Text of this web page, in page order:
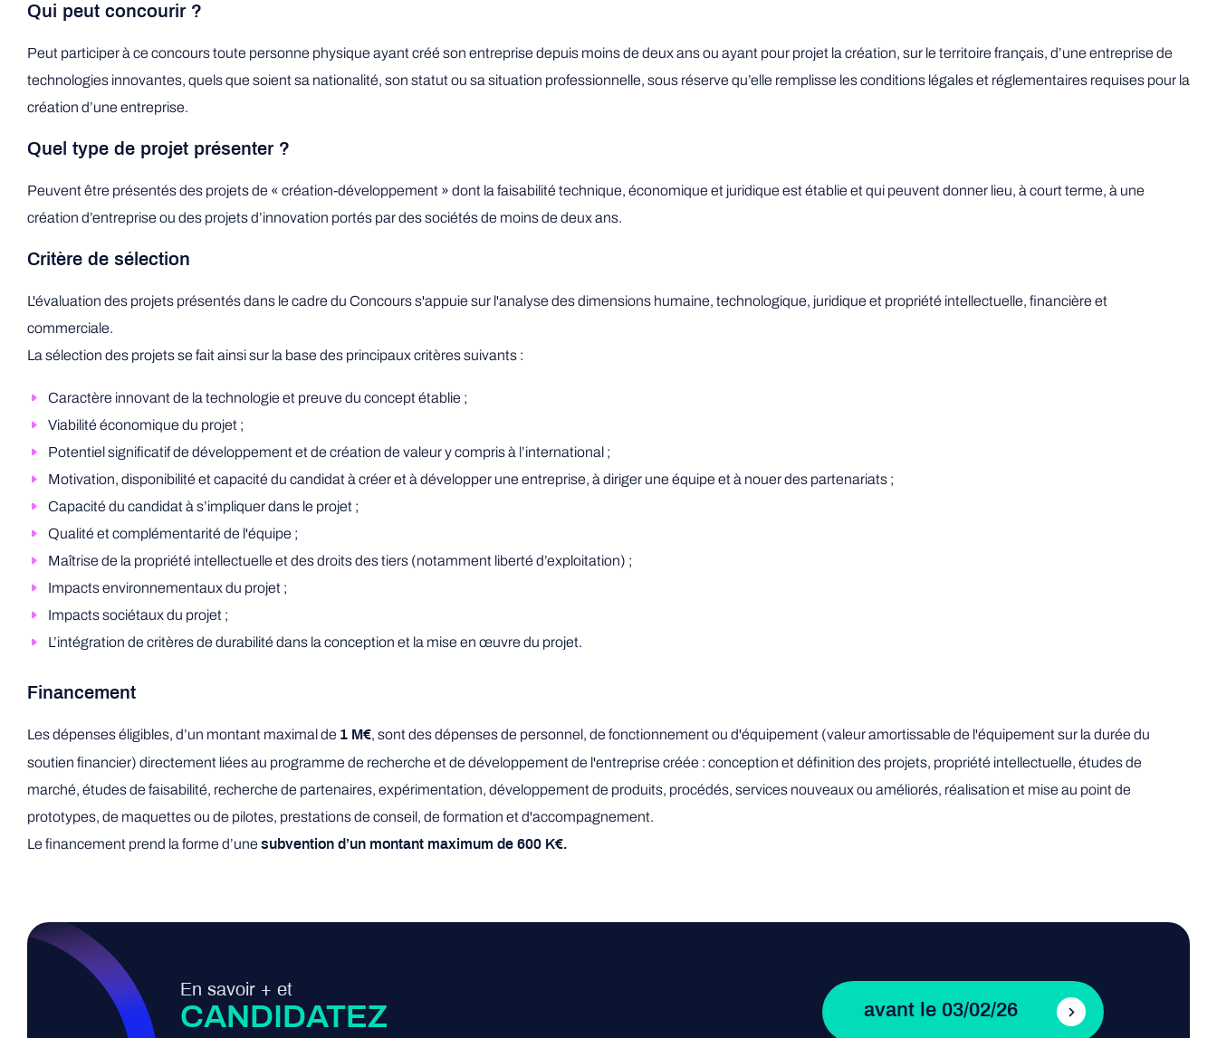
Qui peut concourir ?
Peut participer à ce concours toute personne physique ayant créé son entreprise depuis moins de deux ans ou ayant pour projet la création, sur le territoire français, d’une entreprise de
technologies innovantes, quels que soient sa nationalité, son statut ou sa situation professionnelle, sous réserve qu’elle remplisse les conditions légales et réglementaires requises pour la
création d’une entreprise.
Quel type de projet présenter ?
Peuvent être présentés des projets de « création-développement » dont la faisabilité technique, économique et juridique est établie et qui peuvent donner lieu, à court terme, à une
création d’entreprise ou des projets d’innovation portés par des sociétés de moins de deux ans.
Critère de sélection
L'évaluation des projets présentés dans le cadre du Concours s'appuie sur l'analyse des dimensions humaine, technologique, juridique et propriété intellectuelle, financière et
commerciale.
La sélection des projets se fait ainsi sur la base des principaux critères suivants :
Caractère innovant de la technologie et preuve du concept établie ;
Viabilité économique du projet ;
Potentiel significatif de développement et de création de valeur y compris à l’international ;
Motivation, disponibilité et capacité du candidat à créer et à développer une entreprise, à diriger une équipe et à nouer des partenariats ;
Capacité du candidat à s’impliquer dans le projet ;
Qualité et complémentarité de l'équipe ;
Maîtrise de la propriété intellectuelle et des droits des tiers (notamment liberté d’exploitation) ;
Impacts environnementaux du projet ;
Impacts sociétaux du projet ;
L’intégration de critères de durabilité dans la conception et la mise en œuvre du projet.
Financement
Les dépenses éligibles, d’un montant maximal de 1 M€, sont des dépenses de personnel, de fonctionnement ou d'équipement (valeur amortissable de l'équipement sur la durée du
soutien financier) directement liées au programme de recherche et de développement de l'entreprise créée : conception et définition des projets, propriété intellectuelle, études de
marché, études de faisabilité, recherche de partenaires, expérimentation, développement de produits, procédés, services nouveaux ou améliorés, réalisation et mise au point de
prototypes, de maquettes ou de pilotes, prestations de conseil, de formation et d'accompagnement.
Le financement prend la forme d’une subvention d’un montant maximum de 600 K€.
En savoir + et
CANDIDATEZ avant le 03/02/26